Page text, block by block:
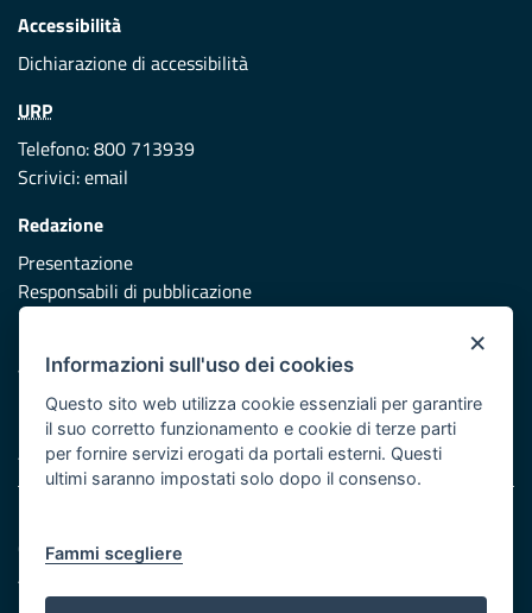
Accessibilità
Dichiarazione di accessibilità
URP
Telefono: 800 713939
Scrivici:email
Redazione
Presentazione
Responsabili di pubblicazione
Vai al sito di Protezione Civile Puglia
Iniziativa finanziata con risorse del POR Puglia 2014/2020 -
Asse XI
Cookie e privacy
Atti di notifica
Feed RSS
×
Informazioni sull'uso dei cookies
Questo sito web utilizza cookie essenziali per garantire
il suo corretto funzionamento e cookie di terze parti
per fornire servizi erogati da portali esterni. Questi
ultimi saranno impostati solo dopo il consenso.
Fammi scegliere